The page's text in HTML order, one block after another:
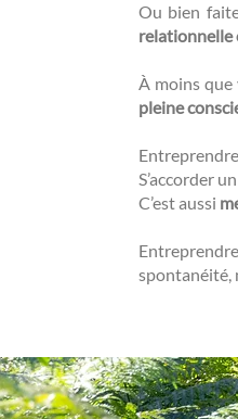
Ou bien
relationnelle
À moins
pleine
S’accorder un
C’est aussi
spontanéité,